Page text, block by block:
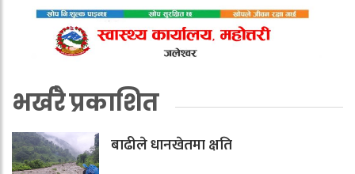
भर्खरै प्रकाशित
बाढीले धानखेतमा क्षति